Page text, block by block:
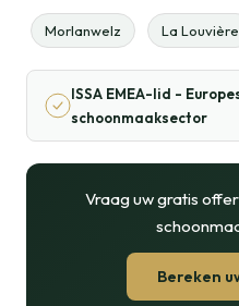
Morlanwelz La Louvière
ISSA EMEA-lid -
schoonmaaksector
Vraag uw gratis
Bereken